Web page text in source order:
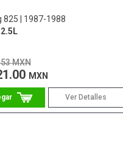
825
1987-1988
MXN
MXN
Ver Detalles